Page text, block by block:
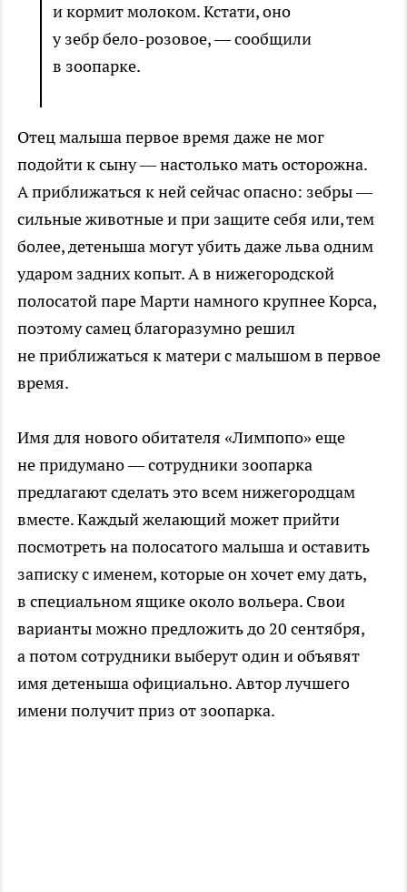
и кормит молоком. Кстати, оно
у зебр бело-розовое, — сообщили
в зоопарке.
Отец малыша первое время даже не мог
подойти к сыну — настолько мать осторожна.
А приближаться к ней сейчас опасно: зебры —
сильные животные и при защите себя или, тем
более, детеныша могут убить даже льва одним
ударом задних копыт. А в нижегородской
полосатой паре Марти намного крупнее Корса,
поэтому самец благоразумно решил
не приближаться к матери с малышом в первое
время.
Имя для нового обитателя «Лимпопо» еще
не придумано — сотрудники зоопарка
предлагают сделать это всем нижегородцам
вместе. Каждый желающий может прийти
посмотреть на полосатого малыша и оставить
записку с именем, которые он хочет ему дать,
в специальном ящике около вольера. Свои
варианты можно предложить до 20 сентября,
а потом сотрудники выберут один и объявят
имя детеныша официально. Автор лучшего
имени получит приз от зоопарка.